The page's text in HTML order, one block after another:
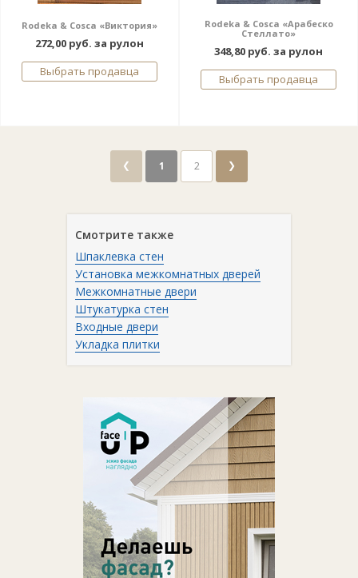
Rodeka & Cosca «Виктория»
272,00 руб. за рулон
Выбрать продавца
Rodeka & Cosca «Арабеско
Стеллато»
348,80 руб. за рулон
Выбрать продавца
❮ 1 2 ❯
Смотрите также
Шпаклевка стен
Установка межкомнатных дверей
Межкомнатные двери
Штукатурка стен
Входные двери
Укладка плитки